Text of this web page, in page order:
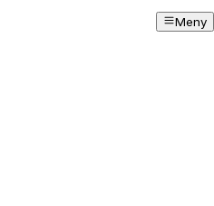
Meny